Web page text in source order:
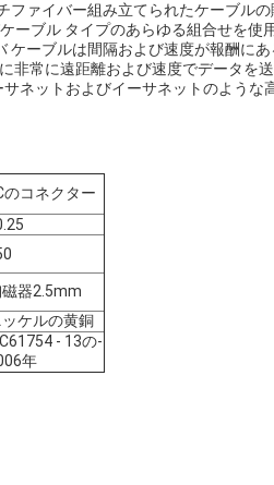
ァイバー組み立てられたケーブルの
ーブル タイプのあらゆる組合せを使
ーブルは間隔および速度が報酬に
非常に遠距離および速度でデータを
ネットおよびイーサネットのような
のコネクター
磁器2.5mm
ッケルの黄銅
‐ 13の‐
年